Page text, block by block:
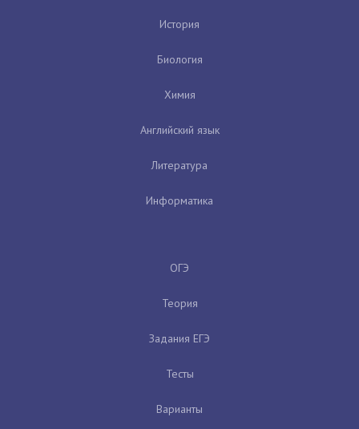
История
Биология
Химия
Английский язык
Литература
Информатика
ОГЭ
Теория
Задания ЕГЭ
Тесты
Варианты